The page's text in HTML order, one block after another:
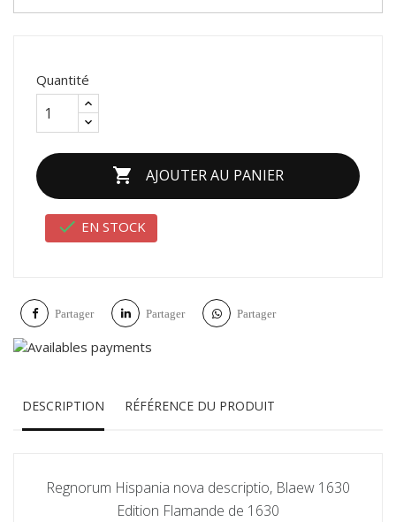
Quantité
 AJOUTER AU PANIER
 EN STOCK
Partager Partager Partager
DESCRIPTION RÉFÉRENCE DU PRODUIT
Regnorum Hispania nova descriptio, Blaew 1630
Edition Flamande de 1630